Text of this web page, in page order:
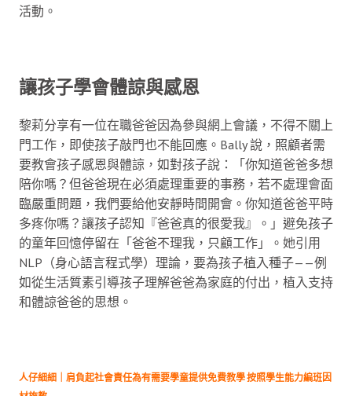
活動。
讓孩子學會體諒與感恩
黎莉分享有一位在職爸爸因為參與網上會議，不得不關上
門工作，即使孩子敲門也不能回應。Bally 說，照顧者需
要教會孩子感恩與體諒，如對孩子說：「你知道爸爸多想
陪你嗎？但爸爸現在必須處理重要的事務，若不處理會面
臨嚴重問題，我們要給他安靜時間開會。你知道爸爸平時
多疼你嗎？讓孩子認知『爸爸真的很愛我』。」避免孩子
的童年回憶停留在「爸爸不理我，只顧工作」。她引用
NLP（身心語言程式學）理論，要為孩子植入種子——例
如從生活質素引導孩子理解爸爸為家庭的付出，植入支持
和體諒爸爸的思想。
人仔細細｜肩負起社會責任為有需要學童提供免費教學 按照學生能力編班因